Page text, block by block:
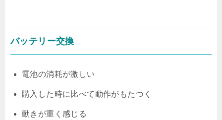
バッテリー交換
電池の消耗が激しい
購入した時に比べて動作がもたつく
動きが重く感じる